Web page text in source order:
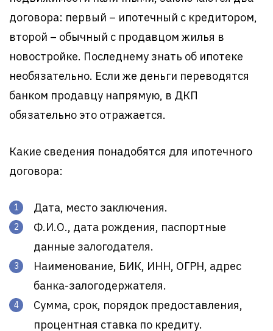
договора: первый – ипотечный с кредитором,
второй – обычный с продавцом жилья в
новостройке. Последнему знать об ипотеке
необязательно. Если же деньги переводятся
банком продавцу напрямую, в ДКП
обязательно это отражается.
Какие сведения понадобятся для ипотечного
договора:
Дата, место заключения.
Ф.И.О., дата рождения, паспортные
данные залогодателя.
Наименование, БИК, ИНН, ОГРН, адрес
банка-залогодержателя.
Сумма, срок, порядок предоставления,
процентная ставка по кредиту.